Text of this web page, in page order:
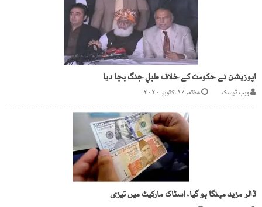
اپوزیشن نے حکومت کے خلاف طبلِ جنگ بجا دیا
ویب ڈیسک هفته, ۱۷ اکتوبر ۲۰۲۰
ڈالر مزید مہنگا ہو گیا، اسٹاک مارکیٹ میں تیزی